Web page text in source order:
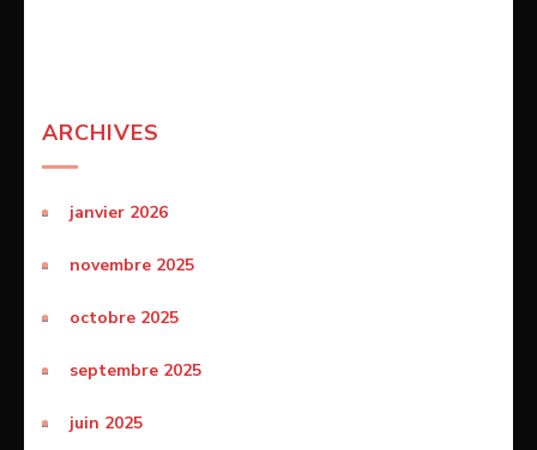
ARCHIVES
janvier 2026
novembre 2025
octobre 2025
septembre 2025
juin 2025